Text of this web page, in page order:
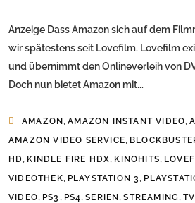
Anzeige Dass Amazon sich auf dem
wir spätestens seit Lovefilm. Lovefilm
und übernimmt den Onlineverleih von
Doch nun bietet Amazon mit...
AMAZON,AMAZON INSTANT VIDEO,
AMAZON VIDEO SERVICE,
HD, KINDLE FIRE HDX, KINOHITS,
VIDEOTHEK, PLAYSTATION 3,
VIDEO, PS3 , PS4,SERIEN,STREAMING,TV